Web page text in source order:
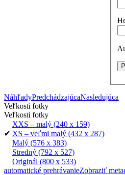
NáhľadyPredchádzajúcaNasledujúca
Veľkosti fotky
Veľkosti fotky
XXS – malý (240 x 159)
✔ XS – veľmi malý (432 x 287)
Malý (576 x 383)
Stredný (792 x 527)
Originál (800 x 533)
automatické prehrávanieZobraziť